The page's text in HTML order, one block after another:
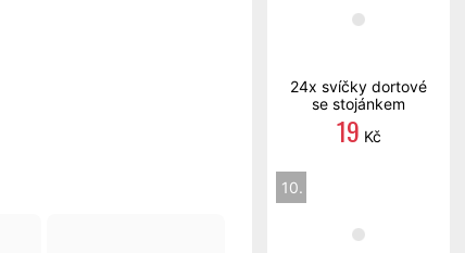
24x svíčky dortové
se stojánkem
19 Kč
10.